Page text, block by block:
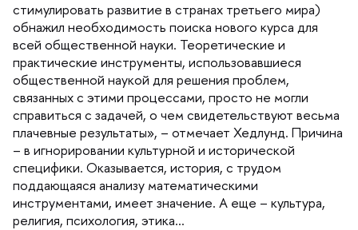
стимулировать развитие в странах третьего мира)
обнажил необходимость поиска нового курса для
сей общественной науки. Теоретические и
практические инструменты, использовавшиеся
общественной наукой для решения проблем,
связанных с этими процессами, просто не могли
справиться с задачей, о чем свидетельствуют весьма
плачевные результаты», – отмечает Хедлунд. Причина
– в игнорировании культурной и исторической
специфики. Оказывается, история, с трудом
поддающаяся анализу математическими
инструментами, имеет значение. А еще – культура,
религия, психология, этика